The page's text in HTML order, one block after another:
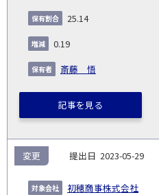
25.14
0.19
斎藤 悟
記事を見る
2023-05-29
初穂商事株式会社
変更